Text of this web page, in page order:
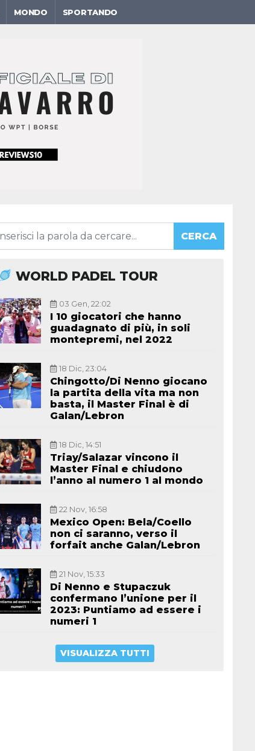
MONDO SPORTANDO
CERCA
WORLD PADEL TOUR
03 Gen, 22:02
I 10 giocatori che hanno
guadagnato di più, in soli
montepremi, nel 2022
18 Dic, 23:04
Chingotto/Di Nenno giocano
la partita della vita ma non
basta, il Master Final è di
Galan/Lebron
18 Dic, 14:51
Triay/Salazar vincono il
Master Final e chiudono
l’anno al numero 1 al mondo
22 Nov, 16:58
Mexico Open: Bela/Coello
non ci saranno, verso il
forfait anche Galan/Lebron
21 Nov, 15:33
Di Nenno e Stupaczuk
confermano l’unione per il
2023: Puntiamo ad essere i
numeri 1
VISUALIZZA TUTTI